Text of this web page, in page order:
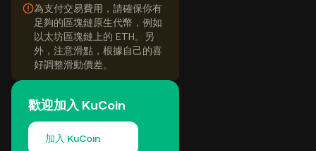
為支付交易費用，請確保你有
足夠的區塊鏈原生代幣，例如
以太坊區塊鏈上的 ETH。另
外，注意滑點，根據自己的喜
好調整滑動價差。
歡迎加入 KuCoin
加入 KuCoin